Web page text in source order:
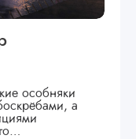
особняки
а